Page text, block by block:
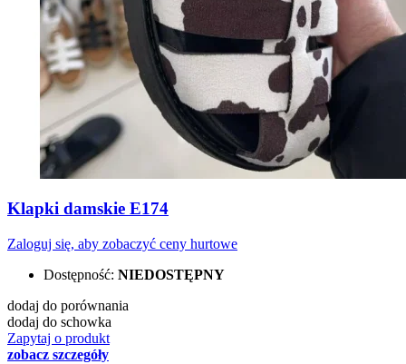
Klapki damskie E174
Zaloguj się, aby zobaczyć ceny hurtowe
Dostępność: NIEDOSTĘPNY
dodaj do porównania
dodaj do schowka
Zapytaj o produkt
zobacz szczegóły